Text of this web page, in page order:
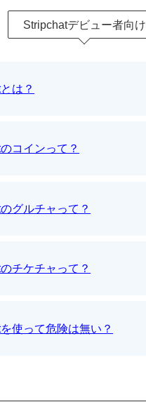
Stripchatデビュー者向け
は？
コインって？
グルチャって？
チケチャって？
使って危険は無い？